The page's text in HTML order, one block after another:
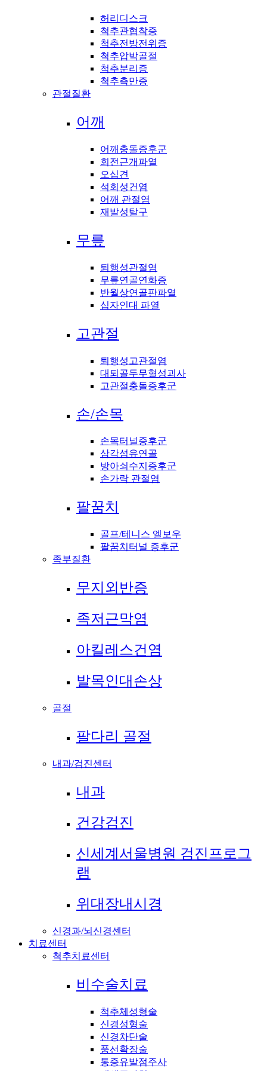
허리디스크
척추관협착증
척추전방전위증
척추압박골절
척추분리증
척추측만증
관절질환
어깨
어깨충돌증후군
회전근개파열
오십견
석회성건염
어깨 관절염
재발성탈구
무릎
퇴행성관절염
무릎연골연화증
반월상연골판파열
십자인대 파열
고관절
퇴행성고관절염
대퇴골두무혈성괴사
고관절충돌증후군
손/손목
손목터널증후군
삼각섬유연골
방아쇠수지증후군
손가락 관절염
팔꿈치
골프/테니스 엘보우
팔꿈치터널 증후군
족부질환
무지외반증
족저근막염
아킬레스건염
발목인대손상
골절
팔다리 골절
내과/검진센터
내과
건강검진
신세계서울병원 검진프로그
램
위대장내시경
신경과/뇌신경센터
치료센터
척추치료센터
비수술치료
척추체성형술
신경성형술
신경차단술
풍선확장술
통증유발점주사